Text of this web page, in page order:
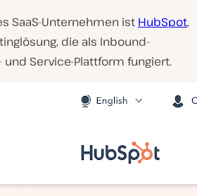
SaaS-Unternehmen ist HubSpot,
die als Inbound-
und Service-Plattform fungiert.